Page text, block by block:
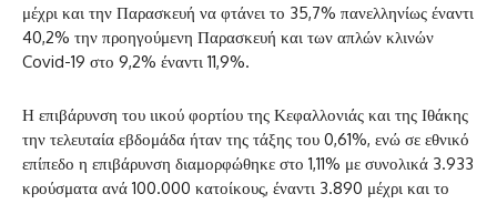
μέχρι και την Παρασκευή να φτάνει το 35,7% πανελληνίως έναντι
40,2% την προηγούμενη Παρασκευή και των απλών κλινών
Covid-19 στο 9,2% έναντι 11,9%.
Η επιβάρυνση του ιικού φορτίου της Κεφαλλονιάς και της Ιθάκης
την τελευταία εβδομάδα ήταν της τάξης του 0,61%, ενώ σε εθνικό
επίπεδο η επιβάρυνση διαμορφώθηκε στο 1,11% με συνολικά 3.933
κρούσματα ανά 100.000 κατοίκους, έναντι 3.890 μέχρι και το